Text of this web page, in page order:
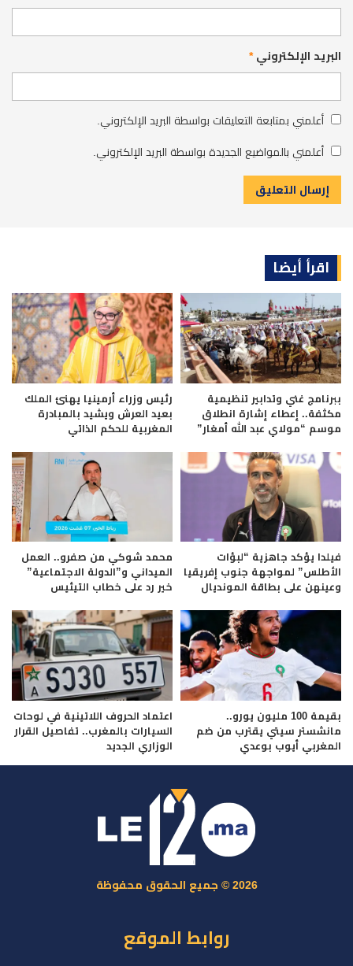
البريد الإلكتروني*
أعلمني بمتابعة التعليقات بواسطة البريد الإلكتروني.
أعلمني بالمواضيع الجديدة بواسطة البريد الإلكتروني.
اقرأ أيضا
ببرنامج غني وتدابير تنظيمية
مكثفة.. إعطاء إشارة انطلاق
موسم “مولاي عبد الله أمغار”
رئيس وزراء أرمينيا يهنئ الملك
بعيد العرش ويشيد بالمبادرة
المغربية للحكم الذاتي
فيلدا يؤكد جاهزية “لبؤات
الأطلس” لمواجهة جنوب إفريقيا
وعينهن على بطاقة المونديال
محمد شوكي من صفرو.. العمل
الميداني و”الدولة الاجتماعية”
خير رد على خطاب التيئيس
بقيمة 100 مليون يورو..
مانشستر سيتي يقترب من ضم
المغربي أيوب بوعدي
اعتماد الحروف اللاتينية في لوحات
السيارات بالمغرب.. تفاصيل القرار
الوزاري الجديد
2026 © جميع الحقوق محفوظة
روابط الموقع